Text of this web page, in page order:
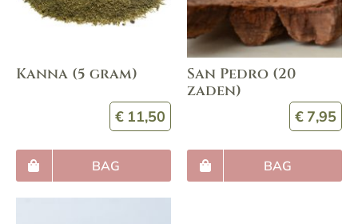
Kanna (5 gram)
€ 11,50
BAG
San Pedro (20
zaden)
€ 7,95
BAG